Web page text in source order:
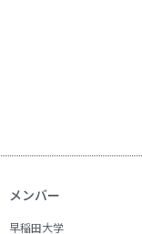
メンバー
早稲田大学